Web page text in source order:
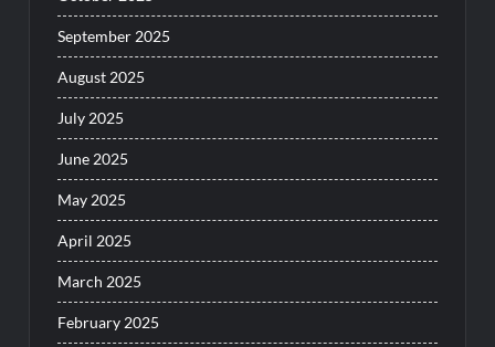
September 2025
August 2025
July 2025
June 2025
May 2025
April 2025
March 2025
February 2025